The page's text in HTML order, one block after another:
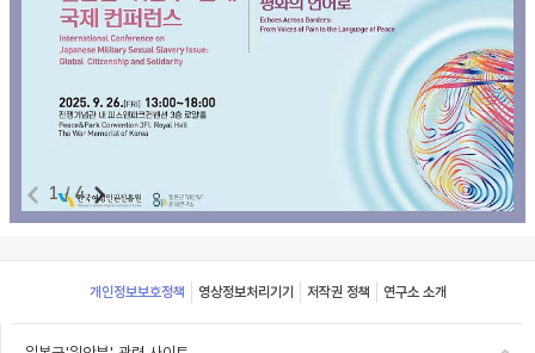
1/4
Footer
개인정보보호정책 영상정보처리기기 저작권 정책 연구소 소개